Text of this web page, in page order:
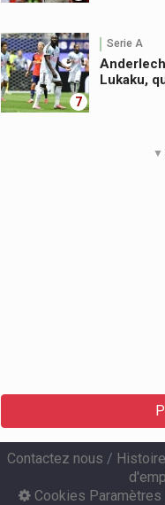
7
Serie A
Lukaku,
▼
Contactez nous / Histoire
Cookies Paramètres